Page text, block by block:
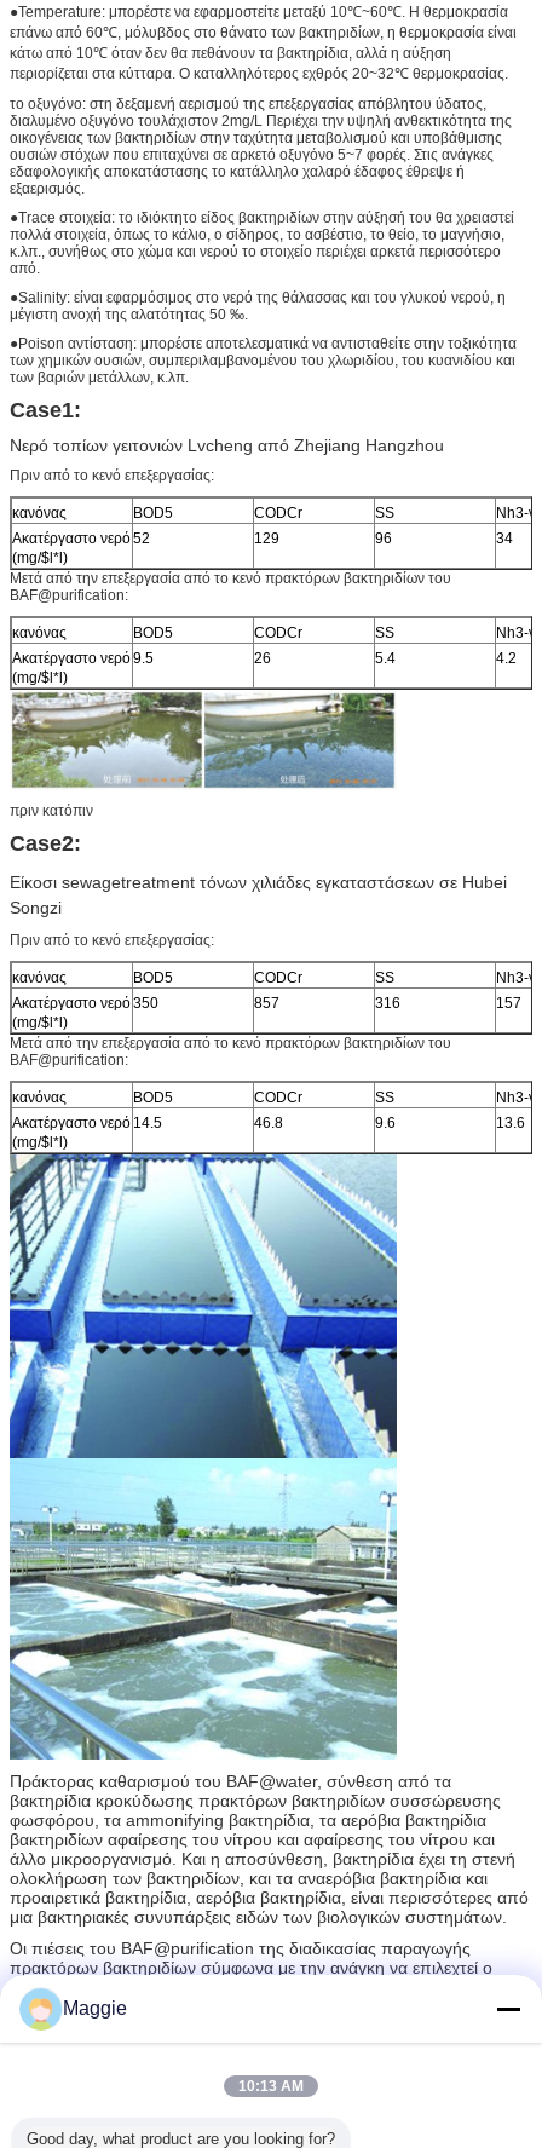
●Temperature: μπορέστε να εφαρμοστείτε μεταξύ 10℃~60℃. Η θερμοκρασία
επάνω από 60℃, μόλυβδος στο θάνατο των βακτηριδίων, η θερμοκρασία είναι
κάτω από 10℃ όταν δεν θα πεθάνουν τα βακτηρίδια, αλλά η αύξηση
περιορίζεται στα κύτταρα. Ο καταλληλότερος εχθρός 20~32℃ θερμοκρασίας.
το οξυγόνο: στη δεξαμενή αερισμού της επεξεργασίας απόβλητου ύδατος,
διαλυμένο οξυγόνο τουλάχιστον 2mg/L Περιέχει την υψηλή ανθεκτικότητα της
οικογένειας των βακτηριδίων στην ταχύτητα μεταβολισμού και υποβάθμισης
ουσιών στόχων που επιταχύνει σε αρκετό οξυγόνο 5~7 φορές. Στις ανάγκες
εδαφολογικής αποκατάστασης το κατάλληλο χαλαρό έδαφος έθρεψε ή
εξαερισμός.
●Trace στοιχεία: το ιδιόκτητο είδος βακτηριδίων στην αύξησή του θα χρειαστεί
πολλά στοιχεία, όπως το κάλιο, ο σίδηρος, το ασβέστιο, το θείο, το μαγνήσιο,
κ.λπ., συνήθως στο χώμα και νερού το στοιχείο περιέχει αρκετά περισσότερο
από.
●Salinity: είναι εφαρμόσιμος στο νερό της θάλασσας και του γλυκού νερού, η
μέγιστη ανοχή της αλατότητας 50 ‰.
●Poison αντίσταση: μπορέστε αποτελεσματικά να αντισταθείτε στην τοξικότητα
των χημικών ουσιών, συμπεριλαμβανομένου του χλωριδίου, του κυανιδίου και
των βαριών μετάλλων, κ.λπ.
Case1:
Νερό τοπίων γειτονιών Lvcheng από Zhejiang Hangzhou
Πριν από το κενό επεξεργασίας:
κανόνας BOD5 CODCr SS
Nh3-ν
Ακατέργαστο νερό
(mg/$l*l)
52 129 96 34
Μετά από την επεξεργασία από το κενό πρακτόρων βακτηριδίων του
BAF@purification:
κανόνας BOD5 CODCr SS
Nh3-ν
Ακατέργαστο νερό
(mg/$l*l)
9.5 26 5.4 4.2
πριν κατόπιν
Case2:
Είκοσι sewagetreatment τόνων χιλιάδες εγκαταστάσεων σε Hubei
Songzi
Πριν από το κενό επεξεργασίας:
κανόνας BOD5 CODCr SS
Nh3-ν
Ακατέργαστο νερό
(mg/$l*l)
350 857 316 157
Μετά από την επεξεργασία από το κενό πρακτόρων βακτηριδίων του
BAF@purification:
κανόνας BOD5 CODCr SS
Nh3-ν
Ακατέργαστο νερό
(mg/$l*l)
14.5 46.8 9.6 13.6
Πράκτορας καθαρισμού του BAF@water, σύνθεση από τα
βακτηρίδια κροκύδωσης πρακτόρων βακτηριδίων συσσώρευσης
φωσφόρου, τα ammonifying βακτηρίδια, τα αερόβια βακτηρίδια
βακτηριδίων αφαίρεσης του νίτρου και αφαίρεσης του νίτρου και
άλλο μικροοργανισμό. Και η αποσύνθεση, βακτηρίδια έχει τη στενή
ολοκλήρωση των βακτηριδίων, και τα αναερόβια βακτηρίδια και
προαιρετικά βακτηρίδια, αερόβια βακτηρίδια, είναι περισσότερες από
μια βακτηριακές συνυπάρξεις ειδών των βιολογικών συστημάτων.
Οι πιέσεις του BAF@purification της διαδικασίας παραγωγής
πρακτόρων βακτηριδίων σύμφωνα με την ανάγκη να επιλεχτεί ο
συνδυασμός βελτιστοποίησης στόχου, που χρησιμοποιούν την
προηγμένη βιοτεχνολογία οι αεροβικοί μικροοργανισμοί και μικτός ο
οξυγόνο πολιτισμός σε μια ορισμένη αναλογία, και ο μεταβολισμός
των μικροβίων στο στάδιο της αύξησής τους θα παραγάγουν τη
υποστρώματος και της πρώτης ύλης, και μέσω αμοιβαίου του
συμβιοτικού, πολλαπλασιασμός της γραμμής σε μια σύνθετη σχέση,
κοινότητας με ποικίλα βακτηρίδια.
Maggie
10:13 AM
Good day, what product are you looking for?